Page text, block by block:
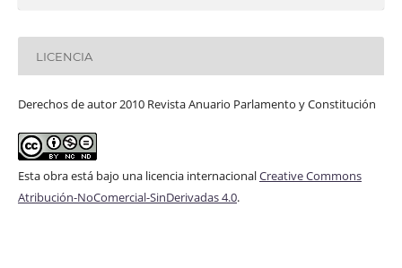
LICENCIA
Derechos de autor 2010 Revista Anuario Parlamento y Constitución
Esta obra está bajo una licencia internacionalCreative Commons
Atribución-NoComercial-SinDerivadas 4.0.